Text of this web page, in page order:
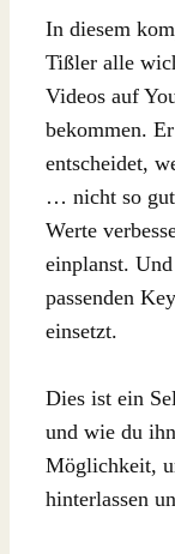
In diesem
Tißler alle
Videos auf
bekommen.
entscheidet,
… nicht so
Werte
einplanst.
passenden
einsetzt.
Dies ist ein
und wie du
Möglichkeit,
hinterlassen